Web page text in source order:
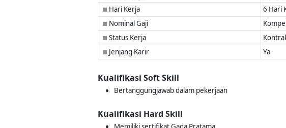
■ Hari Kerja 6 Hari
■ Nominal Gaji
■ Status Kerja
■ Jenjang Karir Ya
Kualifikasi Soft Skill
Bertanggungjawab dalam pekerjaan
Kualifikasi Hard Skill